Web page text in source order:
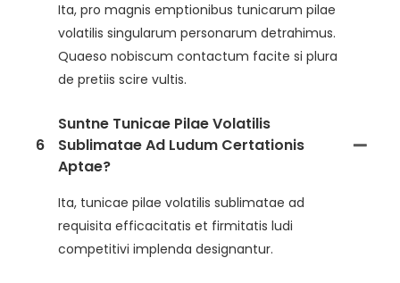
Ita, pro magnis emptionibus tunicarum pilae
volatilis singularum personarum detrahimus.
Quaeso nobiscum contactum facite si plura
de pretiis scire vultis.
6
Suntne Tunicae Pilae Volatilis
Sublimatae Ad Ludum Certationis
Aptae?
Ita, tunicae pilae volatilis sublimatae ad
requisita efficacitatis et firmitatis ludi
competitivi implenda designantur.